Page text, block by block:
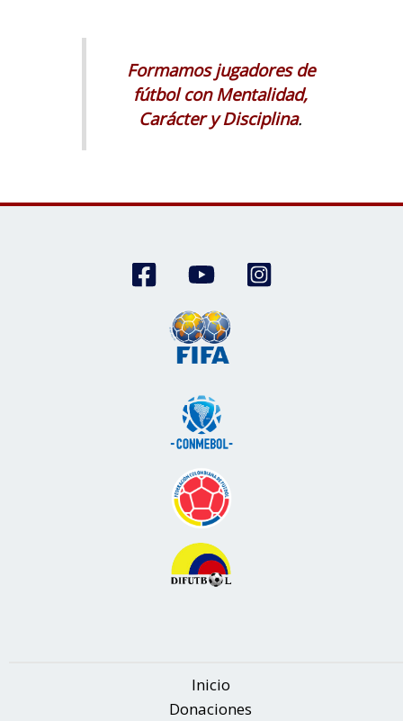
Formamos jugadores de
fútbol con Mentalidad,
Carácter y Disciplina.
Inicio
Donaciones